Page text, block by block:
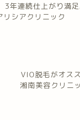
3年連続仕上がり満
リシアクリニック
VIO脱毛がオス
湘南美容クリニ